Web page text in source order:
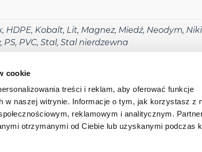
cookie
treści i reklam, aby oferować funkcje
w naszej witrynie. Informacje o tym, jak korzystasz z
reklamowym i analitycznym.
otrzymanymi od Ciebie lub uzyskanymi podczas
, HDPE, Kobalt, Lit, Magnez, Miedź, Neodym,
, PS, PVC, Stal, Stal nierdzewna
kodów
Sp. k.
O nas